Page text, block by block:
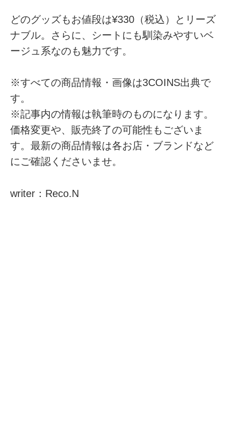
どのグッズもお値段は¥330（税込）とリーズ
ナブル。さらに、シートにも馴染みやすいベ
ージュ系なのも魅力です。
※すべての商品情報・画像は3COINS出典で
す。
※記事内の情報は執筆時のものになります。
価格変更や、販売終了の可能性もございま
す。最新の商品情報は各お店・ブランドなど
にご確認くださいませ。
writer：Reco.N